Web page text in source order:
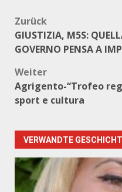
Zurück
GIUSTIZIA, M5S:
GOVERNO PENSA A
Weiter
Agrigento-“Trofeo
sport e cultura
VERWANDTE